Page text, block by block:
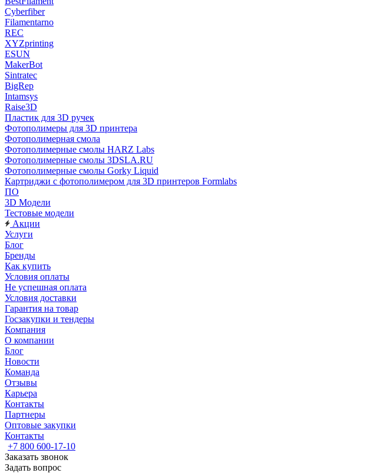
Cyberfiber
Filamentarno
REC
XYZprinting
ESUN
MakerBot
Sintratec
BigRep
Intamsys
Raise3D
Пластик для 3D ручек
Фотополимеры для 3D принтера
Фотополимерная смола
Фотополимерные смолы HARZ Labs
Фотополимерные смолы 3DSLA.RU
Фотополимерные смолы Gorky Liquid
Картриджи с фотополимером для 3D принтеров Formlabs
ПО
3D Модели
Тестовые модели
Акции
Услуги
Блог
Бренды
Как купить
Условия оплаты
Не успешная оплата
Условия доставки
Гарантия на товар
Госзакупки и тендеры
Компания
О компании
Блог
Новости
Команда
Отзывы
Карьера
Контакты
Партнеры
Оптовые закупки
Контакты
+7 800 600-17-10
Заказать звонок
Задать вопрос